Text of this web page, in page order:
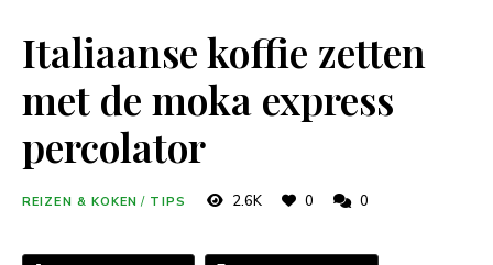
Italiaanse koffie zetten
met de moka express
percolator
REIZEN & KOKEN / TIPS 2.6K 0 0